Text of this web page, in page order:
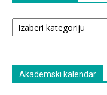
Oglasna
tabla
Akademski kalendar